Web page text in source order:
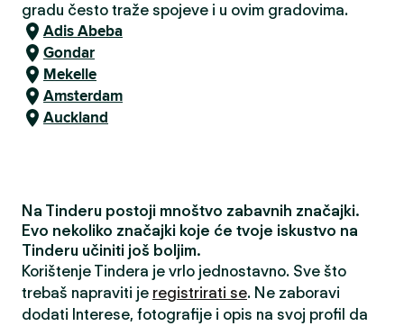
gradu često traže spojeve i u ovim gradovima.
Adis Abeba
Gondar
Mekelle
Amsterdam
Auckland
Na Tinderu postoji mnoštvo zabavnih značajki.
Evo nekoliko značajki koje će tvoje iskustvo na
Tinderu učiniti još boljim.
Korištenje Tindera je vrlo jednostavno. Sve što
trebaš napraviti je registrirati se. Ne zaboravi
dodati Interese, fotografije i opis na svoj profil da